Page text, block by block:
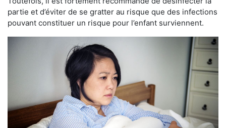
partie et d’éviter de se gratter au risque que des infections
pouvant constituer un risque pour l’enfant surviennent.